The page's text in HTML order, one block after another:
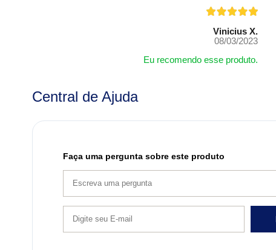
Vinicius X.
08/03/2023
Eu recomendo esse produto.
Central de Ajuda
Faça uma pergunta sobre este produto